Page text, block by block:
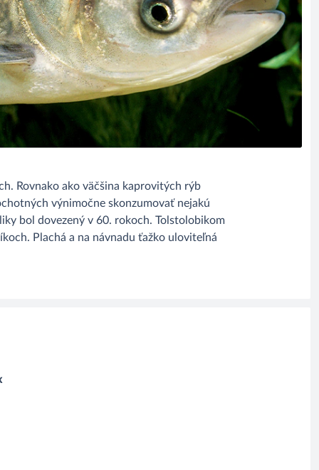
Rovnako ako väčšina kaprovitých rýb
výnimočne skonzumovať nejakú
bol dovezený v 60. rokoch. Tolstolobikom
Plachá a na návnadu ťažko uloviteľná